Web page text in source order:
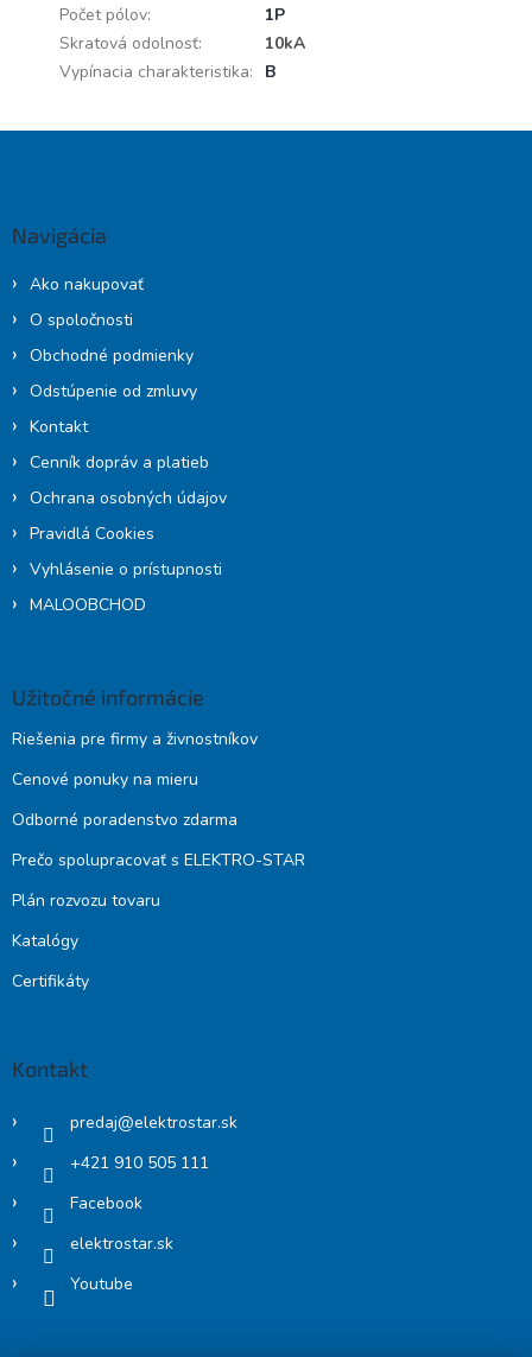
Počet pólov:
1P
Skratová odolnosť:
10kA
Vypínacia charakteristika: B
Navigácia
Ako nakupovať
O spoločnosti
Obchodné podmienky
Odstúpenie od zmluvy
Kontakt
Cenník dopráv a platieb
Ochrana osobných údajov
Pravidlá Cookies
Vyhlásenie o prístupnosti
MALOOBCHOD
Užitočné informácie
Riešenia pre firmy a živnostníkov
Cenové ponuky na mieru
Odborné poradenstvo zdarma
Prečo spolupracovať s ELEKTRO-STAR
Plán rozvozu tovaru
Katalógy
Certifikáty
Kontakt
predaj@elektrostar.sk
+421 910 505 111
Facebook
elektrostar.sk
Youtube